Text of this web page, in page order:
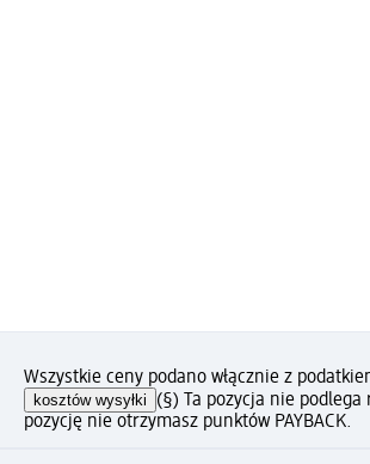
Wszystkie ceny podano włącznie z
kosztów wysyłki (§) Ta pozycja nie podlega
pozycję nie otrzymasz punktów PAYBACK.